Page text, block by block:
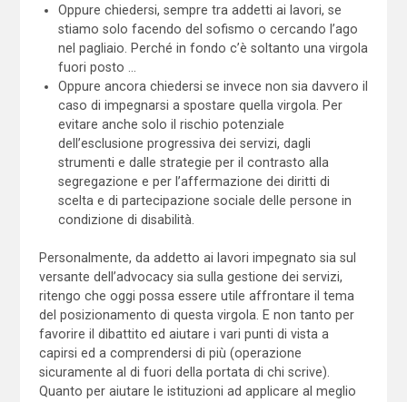
Oppure chiedersi, sempre tra addetti ai lavori, se
stiamo solo facendo del sofismo o cercando l’ago
nel pagliaio. Perché in fondo c’è soltanto una virgola
fuori posto …
Oppure ancora chiedersi se invece non sia davvero il
caso di impegnarsi a spostare quella virgola. Per
evitare anche solo il rischio potenziale
dell’esclusione progressiva dei servizi, dagli
strumenti e dalle strategie per il contrasto alla
segregazione e per l’affermazione dei diritti di
scelta e di partecipazione sociale delle persone in
condizione di disabilità.
Personalmente, da addetto ai lavori impegnato sia sul
versante dell’advocacy sia sulla gestione dei servizi,
ritengo che oggi possa essere utile affrontare il tema
del posizionamento di questa virgola. E non tanto per
favorire il dibattito ed aiutare i vari punti di vista a
capirsi ed a comprendersi di più (operazione
sicuramente al di fuori della portata di chi scrive).
Quanto per aiutare le istituzioni ad applicare al meglio